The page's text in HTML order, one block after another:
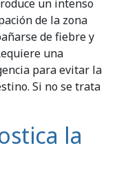
un intenso
de la zona
de fiebre y
una
para evitar la
Si no se trata
la